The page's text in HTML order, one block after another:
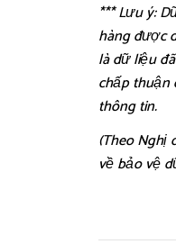
*** Lưu ý:
hàng được
là dữ liệu
chấp thuận
thông tin.
(Theo Nghị
về bảo vệ